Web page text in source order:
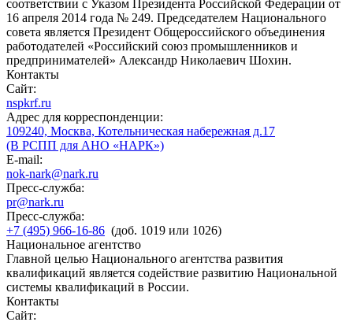
соответствии с Указом Президента Российской Федерации от
16 апреля 2014 года № 249. Председателем Национального
совета является Президент Общероссийского объединения
работодателей «Российский союз промышленников и
предпринимателей» Александр Николаевич Шохин.
Контакты
Сайт:
nspkrf.ru
Адрес для корреспонденции:
109240, Москва, Котельническая набережная д.17
(В РСПП для АНО «НАРК»)
E-mail:
nok-nark@nark.ru
Пресс-служба:
pr@nark.ru
Пресс-служба:
+7 (495) 966-16-86 (доб. 1019 или 1026)
Национальное агентство
Главной целью Национального агентства развития
квалификаций является содействие развитию Национальной
системы квалификаций в России.
Контакты
Сайт: